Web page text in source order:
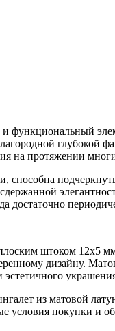
глубокой
на протяжении
достаточно
штоком 12х5
дизайну.
из матовой
покупки и